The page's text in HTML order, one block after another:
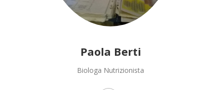
Paola Berti
Biologa Nutrizionista